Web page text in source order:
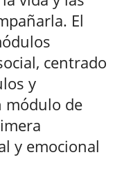
El
centrado
y
módulo de
y emocional